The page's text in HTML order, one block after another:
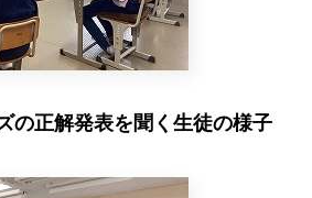
の正解発表を聞く生徒の様子